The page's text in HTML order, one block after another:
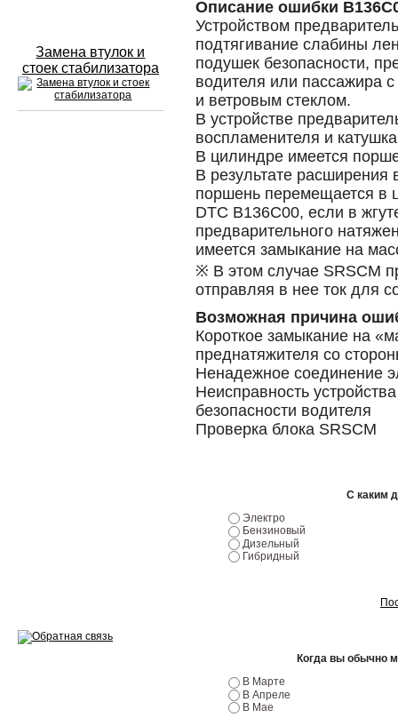
Замена втулок и
стоек стабилизатора
Описание ошибки
Устройством
подтягивание слабины
подушек безопасности,
водителя или пассажира
и ветровым стеклом.
В устройстве
воспламенителя и
В цилиндре имеется
В результате расширения
поршень перемещается в
DTC B136C00, если в
предварительного
имеется замыкание на
※ В этом случае SRSCM
отправляя в нее ток для
Возможная причина
Короткое замыкание на
преднатяжителя со
Ненадежное соединение
Неисправность
безопасности водителя
Проверка блока SRSCM
С каким
Электро
Бензиновый
Дизельный
Гибридный
Когда вы обычно
В Марте
В Апреле
В Мае